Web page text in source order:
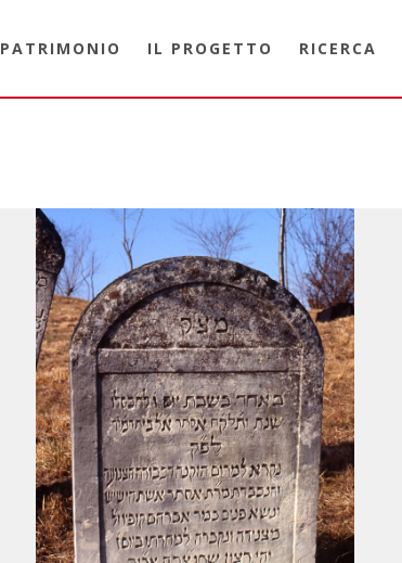
PATRIMONIO IL PROGETTO RICERCA